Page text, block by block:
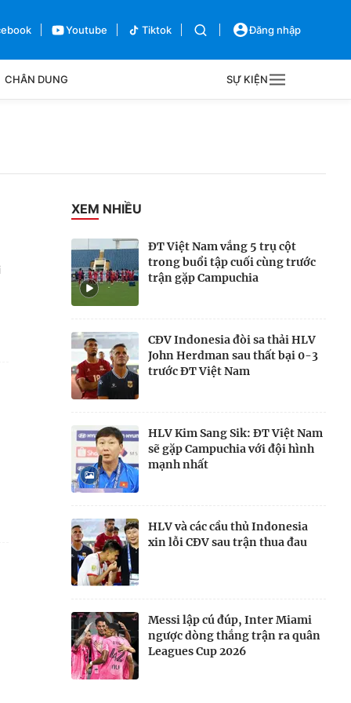
Youtube Tiktok Đăng nhập
CHÂN DUNG SỰ KIỆN
XEM NHIỀU
ĐT Việt Nam vắng 5 trụ cột
trong buổi tập cuối cùng trước
trận gặp Campuchia
CĐV Indonesia đòi sa thải HLV
John Herdman sau thất bại 0-3
trước ĐT Việt Nam
HLV Kim Sang Sik: ĐT Việt Nam
sẽ gặp Campuchia với đội hình
mạnh nhất
HLV và các cầu thủ Indonesia
xin lỗi CĐV sau trận thua đau
Messi lập cú đúp, Inter Miami
ngược dòng thắng trận ra quân
Leagues Cup 2026